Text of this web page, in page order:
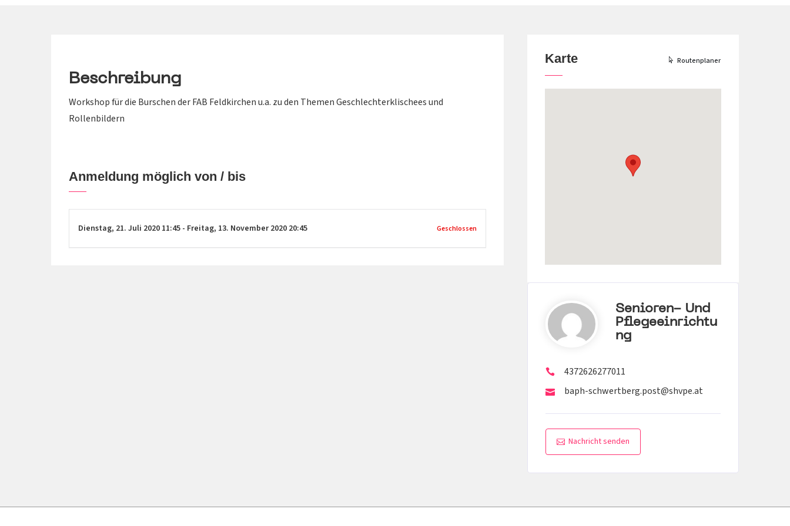
Beschreibung
Workshop für die Burschen der FAB Feldkirchen u.a. zu den Themen Geschlechterklischees und
Rollenbildern
Anmeldung möglich von / bis
Dienstag, 21. Juli 2020 11:45 - Freitag, 13. November 2020 20:45 Geschlossen
Karte Routenplaner
Senioren- Und
Pflegeeinrichtu
Ng
4372626277011
baph-schwertberg.post@shvpe.at
Nachricht senden